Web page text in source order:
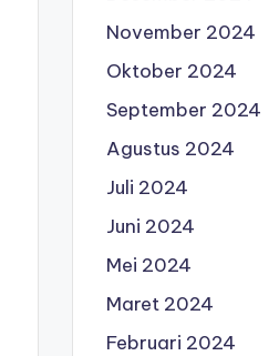
November 2024
Oktober 2024
September 2024
Agustus 2024
Juli 2024
Juni 2024
Mei 2024
Maret 2024
Februari 2024